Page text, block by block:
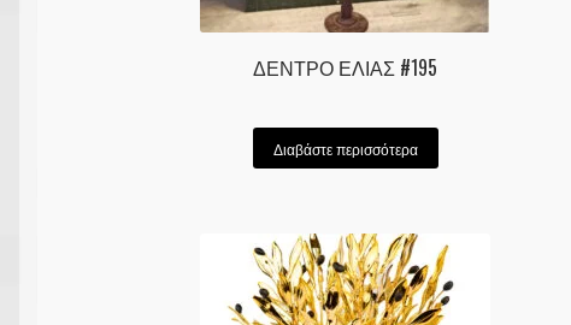
ΔΕΝΤΡΟ ΕΛΙΑΣ #195
Διαβάστε περισσότερα